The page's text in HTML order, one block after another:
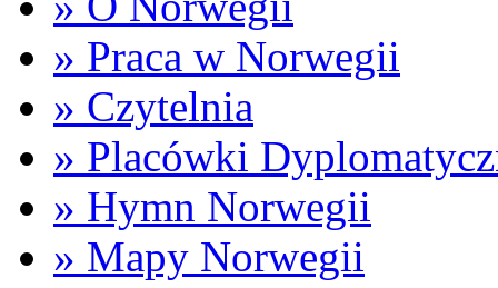
» Praca w Norwegii
» Czytelnia
» Placówki
» Hymn Norwegii
» Mapy Norwegii